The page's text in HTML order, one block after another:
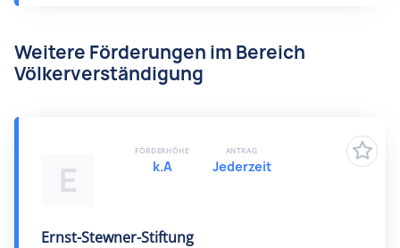
Weitere Förderungen im Bereich
Völkerverständigung
E
Ernst-Stewner-Stiftung
FÖRDERHÖHE
k.A
ANTRAG
Jederzeit